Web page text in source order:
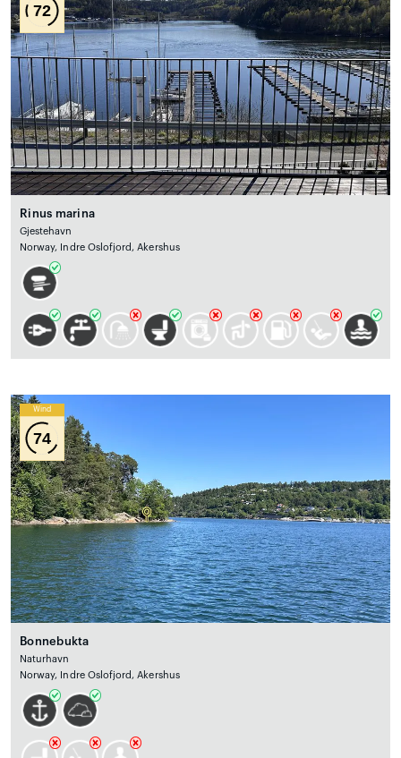
72
Rinus marina
Gjestehavn
Norway, Indre Oslofjord, Akershus
Wind
74
Bonnebukta
Naturhavn
Norway, Indre Oslofjord, Akershus